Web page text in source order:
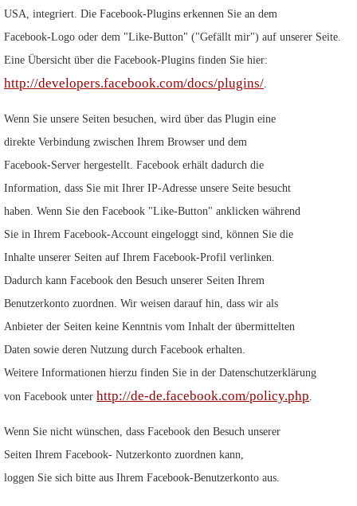
USA, integriert. Die Facebook-Plugins erkennen Sie an dem
Facebook-Logo oder dem "Like-Button" ("Gefällt mir") auf unserer Seite.
Eine Übersicht über die Facebook-Plugins finden Sie hier:
http://developers.facebook.com/docs/plugins/.
Wenn Sie unsere Seiten besuchen, wird über das Plugin eine
direkte Verbindung zwischen Ihrem Browser und dem
Facebook-Server hergestellt. Facebook erhält dadurch die
Information, dass Sie mit Ihrer IP-Adresse unsere Seite besucht
haben. Wenn Sie den Facebook "Like-Button" anklicken während
Sie in Ihrem Facebook-Account eingeloggt sind, können Sie die
Inhalte unserer Seiten auf Ihrem Facebook-Profil verlinken.
Dadurch kann Facebook den Besuch unserer Seiten Ihrem
Benutzerkonto zuordnen. Wir weisen darauf hin, dass wir als
Anbieter der Seiten keine Kenntnis vom Inhalt der übermittelten
Daten sowie deren Nutzung durch Facebook erhalten.
Weitere Informationen hierzu finden Sie in der Datenschutzerklärung
von Facebook unter http://de-de.facebook.com/policy.php.
Wenn Sie nicht wünschen, dass Facebook den Besuch unserer
Seiten Ihrem Facebook- Nutzerkonto zuordnen kann,
loggen Sie sich bitte aus Ihrem Facebook-Benutzerkonto aus.